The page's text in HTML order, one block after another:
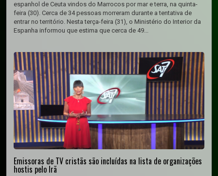
espanhol de Ceuta vindos do Marrocos por mar e terra, na quinta-
feira (30). Cerca de 34 pessoas morreram durante a tentativa de
entrar no território. Nesta terça-feira (31), o Ministério do Interior da
Espanha informou que estima que cerca de 49...
Emissoras de TV cristãs são incluídas na lista de organizações
hostis pelo Irã